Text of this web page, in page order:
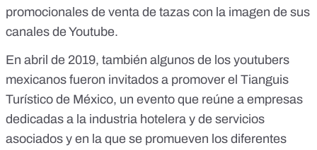
promocionales de venta de tazas con la imagen de sus
canales de Youtube.
En abril de 2019, también algunos de los youtubers
mexicanos fueron invitados a promover el Tianguis
Turístico de México, un evento que reúne a empresas
dedicadas a la industria hotelera y de servicios
asociados y en la que se promueven los diferentes